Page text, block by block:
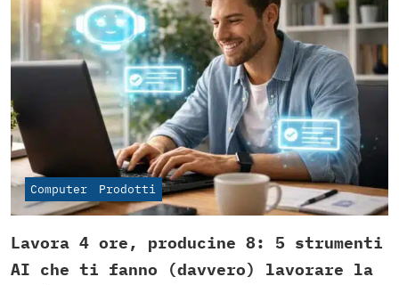
Computer Prodotti
Lavora 4 ore, producine 8: 5 strumenti
AI che ti fanno (davvero) lavorare la